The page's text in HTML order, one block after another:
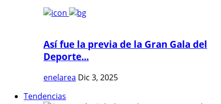
Así fue la previa de la Gran Gala del
Deporte...
enelarea Dic 3, 2025
Tendencias